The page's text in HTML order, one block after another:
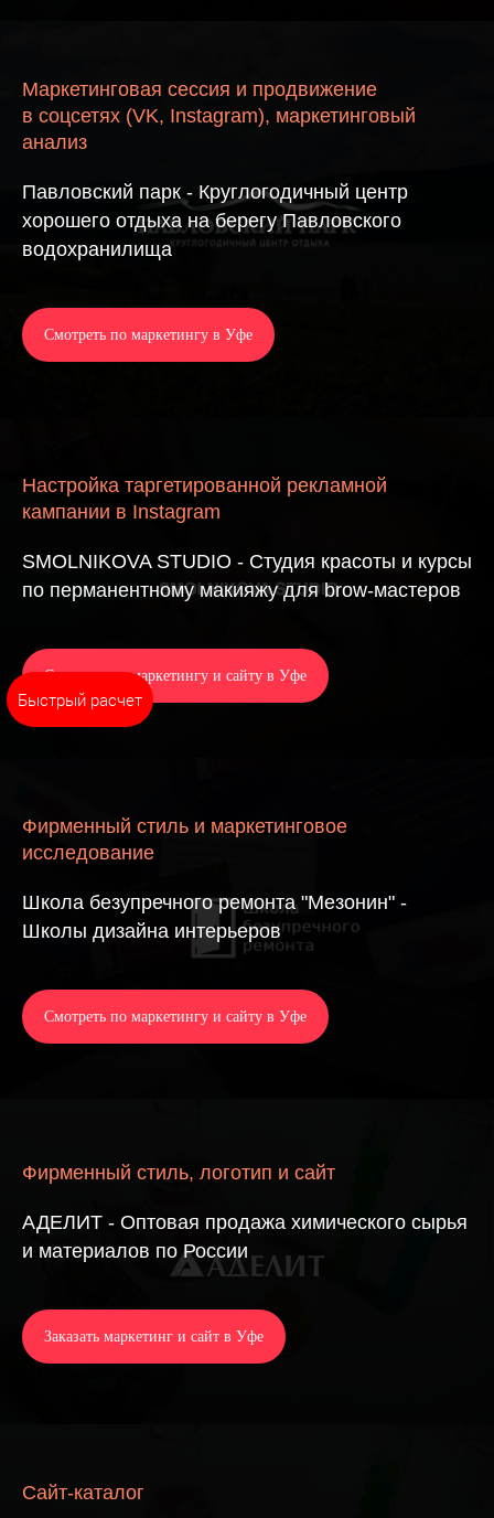
Маркетинговая сессия и продвижение
в соцсетях (VK, Instagram), маркетинговый
анализ
Павловский парк - Круглогодичный центр
хорошего отдыха на берегу Павловского
водохранилища
Смотреть по маркетингу в Уфе
Настройка таргетированной рекламной
кампании в Instagram
SMOLNIKOVA STUDIO - Студия красоты и курсы
по перманентному макияжу для brow-мастеров
Смотреть по маркетингу и сайту в Уфе
Фирменный стиль и маркетинговое
исследование
Школа безупречного ремонта "Мезонин" -
Школы дизайна интерьеров
Смотреть по маркетингу и сайту в Уфе
Фирменный стиль, логотип и сайт
АДЕЛИТ - Оптовая продажа химического сырья
и материалов по России
Заказать маркетинг и сайт в Уфе
Сайт-каталог
Быстрый расчет